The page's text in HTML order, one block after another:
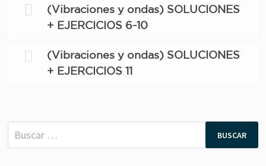
(Vibraciones y ondas) SOLUCIONES
+ EJERCICIOS 6-10
(Vibraciones y ondas) SOLUCIONES
+ EJERCICIOS 11
Buscar: